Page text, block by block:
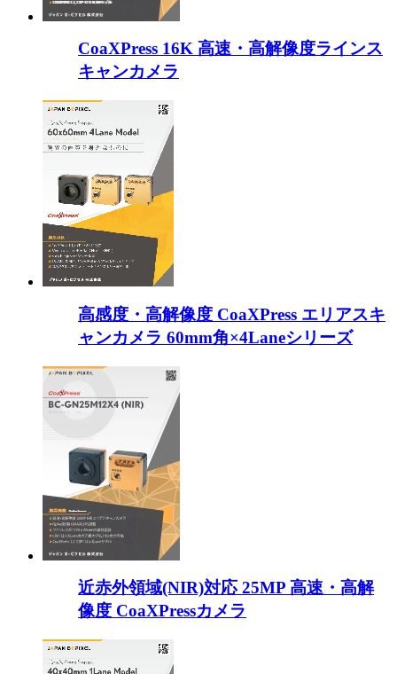
CoaXPress 16K 高速・高解像度ラインス
キャンカメラ
高感度・高解像度 CoaXPress エリアスキ
ャンカメラ 60mm角×4Laneシリーズ
近赤外領域(NIR)対応 25MP 高速・高解
像度 CoaXPressカメラ